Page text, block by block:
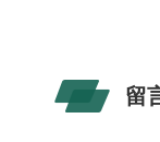
留